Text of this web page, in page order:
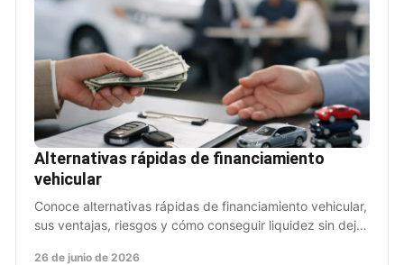
Alternativas rápidas de financiamiento
vehicular
Conoce alternativas rápidas de financiamiento vehicular,
sus ventajas, riesgos y cómo conseguir liquidez sin dejar
26 de junio de 2026